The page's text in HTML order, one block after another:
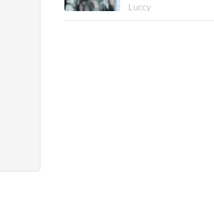
版】
Luccy